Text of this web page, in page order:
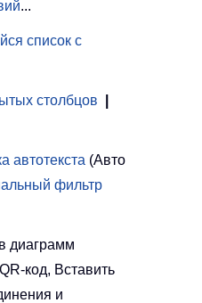
...
список с
столбцов
автотекста (Авто
фильтр
диаграмм
код, Вставить
и